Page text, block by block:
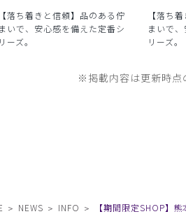
【落ち着きと信頼】品のある佇
まいで、安心感を備えた定番シ
リーズ。
【落ち
まいで
リーズ。
※掲載内容は更新時点
NEWS INFO 【期間限定SHOP】